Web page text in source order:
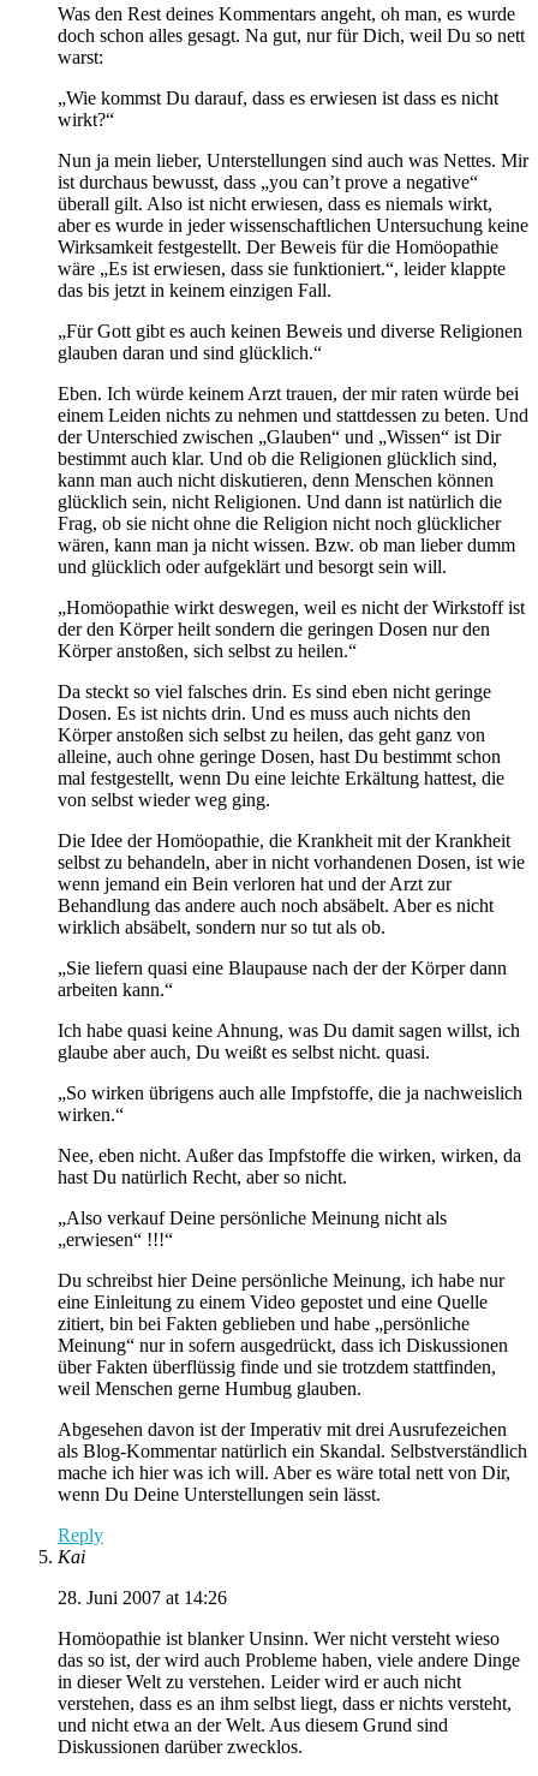
Was den Rest deines Kommentars angeht, oh man, es wurde
doch schon alles gesagt. Na gut, nur für Dich, weil Du so nett
warst:
„Wie kommst Du darauf, dass es erwiesen ist dass es nicht
wirkt?“
Nun ja mein lieber, Unterstellungen sind auch was Nettes. Mir
ist durchaus bewusst, dass „you can’t prove a negative“
überall gilt. Also ist nicht erwiesen, dass es niemals wirkt,
aber es wurde in jeder wissenschaftlichen Untersuchung keine
Wirksamkeit festgestellt. Der Beweis für die Homöopathie
wäre „Es ist erwiesen, dass sie funktioniert.“, leider klappte
das bis jetzt in keinem einzigen Fall.
„Für Gott gibt es auch keinen Beweis und diverse Religionen
glauben daran und sind glücklich.“
Eben. Ich würde keinem Arzt trauen, der mir raten würde bei
einem Leiden nichts zu nehmen und stattdessen zu beten. Und
der Unterschied zwischen „Glauben“ und „Wissen“ ist Dir
bestimmt auch klar. Und ob die Religionen glücklich sind,
kann man auch nicht diskutieren, denn Menschen können
glücklich sein, nicht Religionen. Und dann ist natürlich die
Frag, ob sie nicht ohne die Religion nicht noch glücklicher
wären, kann man ja nicht wissen. Bzw. ob man lieber dumm
und glücklich oder aufgeklärt und besorgt sein will.
„Homöopathie wirkt deswegen, weil es nicht der Wirkstoff ist
der den Körper heilt sondern die geringen Dosen nur den
Körper anstoßen, sich selbst zu heilen.“
Da steckt so viel falsches drin. Es sind eben nicht geringe
Dosen. Es ist nichts drin. Und es muss auch nichts den
Körper anstoßen sich selbst zu heilen, das geht ganz von
alleine, auch ohne geringe Dosen, hast Du bestimmt schon
mal festgestellt, wenn Du eine leichte Erkältung hattest, die
von selbst wieder weg ging.
Die Idee der Homöopathie, die Krankheit mit der Krankheit
selbst zu behandeln, aber in nicht vorhandenen Dosen, ist wie
wenn jemand ein Bein verloren hat und der Arzt zur
Behandlung das andere auch noch absäbelt. Aber es nicht
wirklich absäbelt, sondern nur so tut als ob.
„Sie liefern quasi eine Blaupause nach der der Körper dann
arbeiten kann.“
Ich habe quasi keine Ahnung, was Du damit sagen willst, ich
glaube aber auch, Du weißt es selbst nicht. quasi.
„So wirken übrigens auch alle Impfstoffe, die ja nachweislich
wirken.“
Nee, eben nicht. Außer das Impfstoffe die wirken, wirken, da
hast Du natürlich Recht, aber so nicht.
„Also verkauf Deine persönliche Meinung nicht als
„erwiesen“ !!!“
Du schreibst hier Deine persönliche Meinung, ich habe nur
eine Einleitung zu einem Video gepostet und eine Quelle
zitiert, bin bei Fakten geblieben und habe „persönliche
Meinung“ nur in sofern ausgedrückt, dass ich Diskussionen
über Fakten überflüssig finde und sie trotzdem stattfinden,
weil Menschen gerne Humbug glauben.
Abgesehen davon ist der Imperativ mit drei Ausrufezeichen
als Blog-Kommentar natürlich ein Skandal. Selbstverständlich
mache ich hier was ich will. Aber es wäre total nett von Dir,
wenn Du Deine Unterstellungen sein lässt.
Reply
Kai
28. Juni 2007 at 14:26
Homöopathie ist blanker Unsinn. Wer nicht versteht wieso
das so ist, der wird auch Probleme haben, viele andere Dinge
in dieser Welt zu verstehen. Leider wird er auch nicht
verstehen, dass es an ihm selbst liegt, dass er nichts versteht,
und nicht etwa an der Welt. Aus diesem Grund sind
Diskussionen darüber zwecklos.